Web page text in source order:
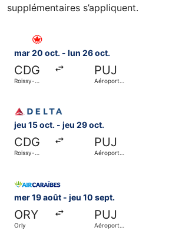
supplémentaires s’appliquent.
mar 20 oct. - lun 26 oct.
CDG
Roissy-
PUJ
Aéroport
Sélectionner le vol Air Canada,
jeu 15 oct. - jeu 29 oct.
CDG
Roissy-
PUJ
Aéroport
mer 19 août - jeu 10 sept.
ORY
Orly
PUJ
Aéroport